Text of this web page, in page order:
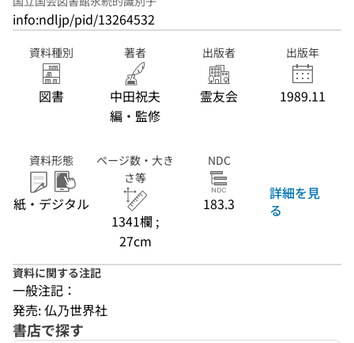
info:ndljp/pid/13264532
資料種別
図書
著者
中田祝夫
編・監修
出版者
霊友会
出版年
1989.11
資料形態
紙・デジタル
ページ数・大き
さ等
1341欄 ;
27cm
NDC
183.3
詳細を見
る
資料に関する注記
一般注記：
発売: 仏乃世界社
書店で探す